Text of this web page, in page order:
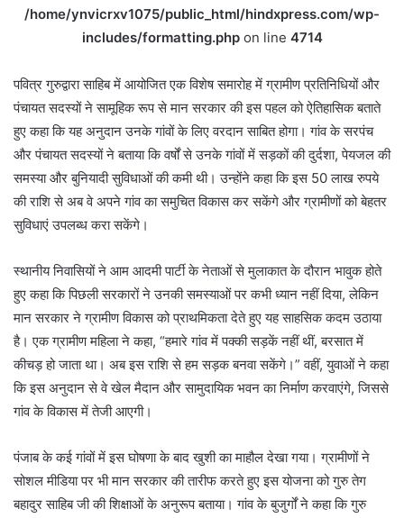
/home/ynvicrxv1075/public_html/hindxpress.com/wp-
includes/formatting.phpon line 4714
पवित्र गुरुद्वारा साहिब में आयोजित एक विशेष समारोह में ग्रामीण प्रतिनिधियों और
पंचायत सदस्यों ने सामूहिक रूप से मान सरकार की इस पहल को ऐतिहासिक बताते
हुए कहा कि यह अनुदान उनके गांवों के लिए वरदान साबित होगा। गांव के सरपंच
और पंचायत सदस्यों ने बताया कि वर्षों से उनके गांवों में सड़कों की दुर्दशा, पेयजल की
समस्या और बुनियादी सुविधाओं की कमी थी। उन्होंने कहा कि इस 50 लाख रुपये
की राशि से अब वे अपने गांव का समुचित विकास कर सकेंगे और ग्रामीणों को बेहतर
सुविधाएं उपलब्ध करा सकेंगे।
स्थानीय निवासियों ने आम आदमी पार्टी के नेताओं से मुलाकात के दौरान भावुक होते
हुए कहा कि पिछली सरकारों ने उनकी समस्याओं पर कभी ध्यान नहीं दिया, लेकिन
मान सरकार ने ग्रामीण विकास को प्राथमिकता देते हुए यह साहसिक कदम उठाया
है। एक ग्रामीण महिला ने कहा, “हमारे गांव में पक्की सड़कें नहीं थीं, बरसात में
कीचड़ हो जाता था। अब इस राशि से हम सड़क बनवा सकेंगे।” वहीं, युवाओं ने कहा
कि इस अनुदान से वे खेल मैदान और सामुदायिक भवन का निर्माण करवाएंगे, जिससे
गांव के विकास में तेजी आएगी।
पंजाब के कई गांवों में इस घोषणा के बाद खुशी का माहौल देखा गया। ग्रामीणों ने
सोशल मीडिया पर भी मान सरकार की तारीफ करते हुए इस योजना को गुरु तेग
बहादुर साहिब जी की शिक्षाओं के अनुरूप बताया। गांव के बुजुर्गों ने कहा कि गुरु